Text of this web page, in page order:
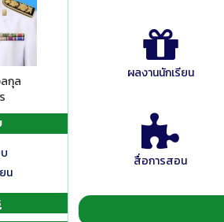
กุล
น
ผลงานนักเรียน
สื่อการสอน